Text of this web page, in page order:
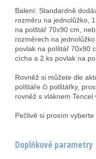
Balení: Standardně
rozměru na jednolůžko,
na polštář 70x90 cm,
rozměrech na
povlak na polštář 70x90
cícha a 2 ks povlak na
Rovněž si můžete dle
polštáře či polštářky,
rovněž s vláknem
Pečlivě si prosím
Doplňkové parametry